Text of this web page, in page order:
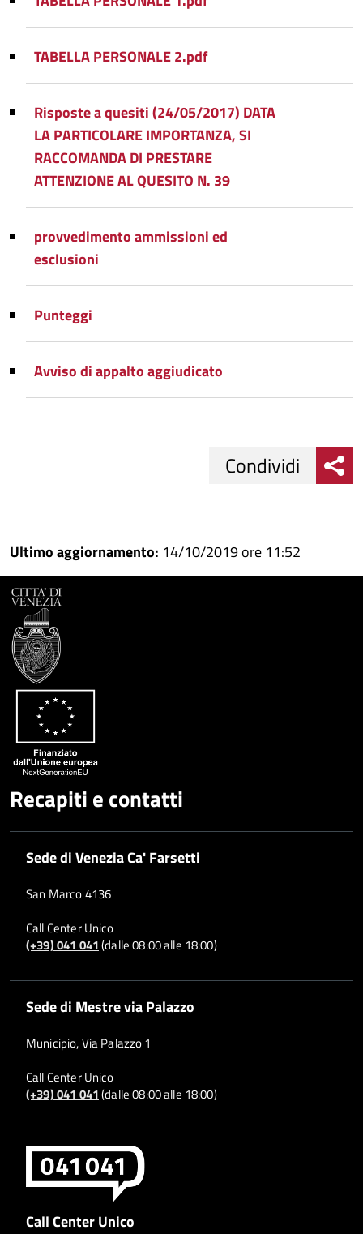
TABELLA PERSONALE 2.pdf
Risposte a quesiti (24/05/2017) DATA
LA PARTICOLARE IMPORTANZA, SI
RACCOMANDA DI PRESTARE
ATTENZIONE AL QUESITO N. 39
provvedimento ammissioni ed
esclusioni
Punteggi
Avviso di appalto aggiudicato
su
Facebook
Condividi
su
Condividi
Condividi
Ultimo aggiornamento: 14/10/2019 ore 11:52
Recapiti e contatti
Sede di Venezia Ca' Farsetti
San Marco 4136
Call Center Unico
(+39) 041 041(dalle 08:00 alle 18:00)
Sede di Mestre via Palazzo
Municipio, Via Palazzo 1
Call Center Unico
(+39) 041 041(dalle 08:00 alle 18:00)
Call Center Unico